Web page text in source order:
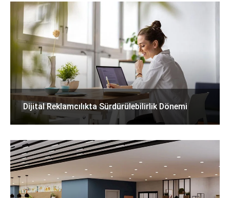
Dijital Reklamcılıkta Sürdürülebilirlik Dönemi